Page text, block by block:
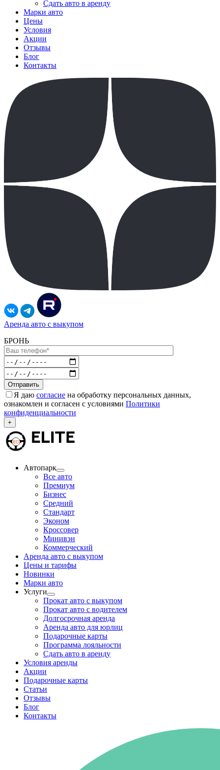
Сдать авто в аренду
Марки авто
Цены
Условия
Акции
Отзывы
Блог
Контакты
Аренда авто с выкупом
БРОНЬ
Я даю согласие на обработку персональных данных,
ознакомлен и согласен с условиями Политики
конфиденциальности
+
Автопарк
Все авто
Премиум
Бизнес
Средний
Стандарт
Эконом
Кроссовер
Минивэн
Коммерческий
Аренда авто с выкупом
Цены и тарифы
Новинки
Марки авто
Услуги
Прокат авто с выкупом
Прокат авто с водителем
Долгосрочная аренда
Аренда авто для юрлиц
Подарочные карты
Программа лояльности
Сдать авто в аренду
Условия аренды
Акции
Подарочные карты
Статьи
Отзывы
Блог
Контакты